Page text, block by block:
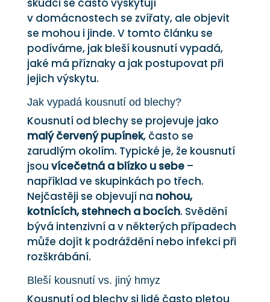
v domácnostech se zvířaty, ale objevit
se mohou i jinde. V tomto článku se
podíváme, jak bleší kousnutí vypadá,
jaké má příznaky a jak postupovat při
jejich výskytu.
Jak vypadá kousnutí od blechy?
Kousnutí od blechy se projevuje jako
malý červený pupínek, často se
zarudlým okolím. Typické je, že kousnutí
jsou vícečetná a blízko u sebe–
například ve skupinkách po třech.
Nejčastěji se objevují na nohou,
kotnících, stehnech a bocích. Svědění
bývá intenzivní a v některých případech
může dojít k podráždění nebo infekci při
rozškrábání.
Bleší kousnutí vs. jiný hmyz
Kousnutí od blechy si lidé často pletou